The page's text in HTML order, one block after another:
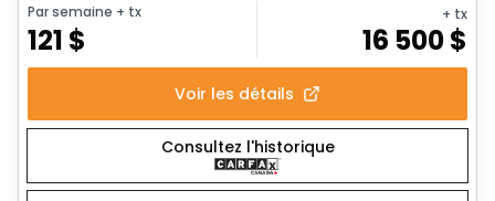
Par semaine + tx
121 $
+ tx
16 500$
Voir les détails
Consultez l'historique